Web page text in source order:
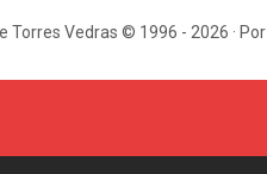
Torres Vedras © 1996 - 2026 · Por